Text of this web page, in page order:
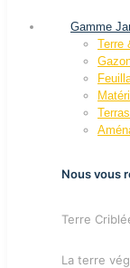
Gamme
Terre
Nous vous
Terre
La terre